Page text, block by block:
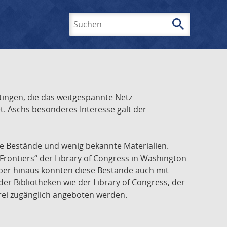
search
die das weitgespannte Netz
Aschs besonderes Interesse galt der
Bestände und wenig bekannte Materialien.
der Library of Congress in Washington
hinaus konnten diese Bestände auch mit
Bibliotheken wie der Library of Congress, der
zugänglich angeboten werden.